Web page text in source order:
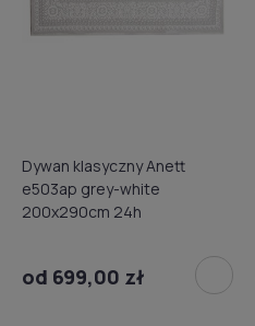
Dywan klasyczny Anett
e503ap grey-white
200x290cm 24h
od 699,00 zł